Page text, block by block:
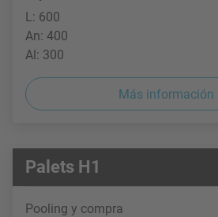
L: 600
An: 400
Al: 300
Más información
Palets H1
Pooling y compra